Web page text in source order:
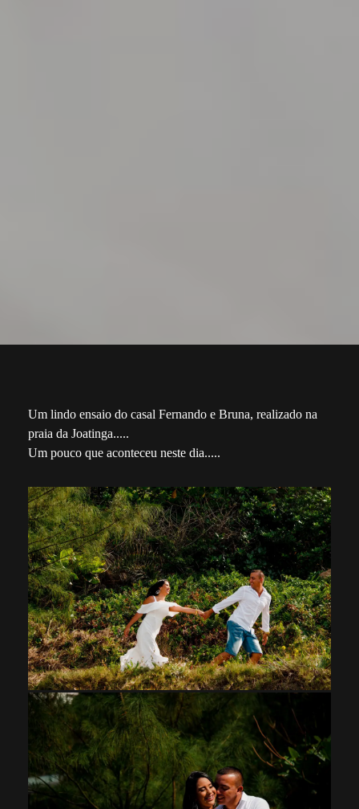
Um lindo ensaio do casal Fernando e Bruna, realizado na
praia da Joatinga.....
Um pouco que aconteceu neste dia.....